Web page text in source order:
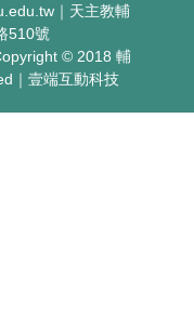
｜天主教輔
510號
© 2018 輔
｜壹端互動科技